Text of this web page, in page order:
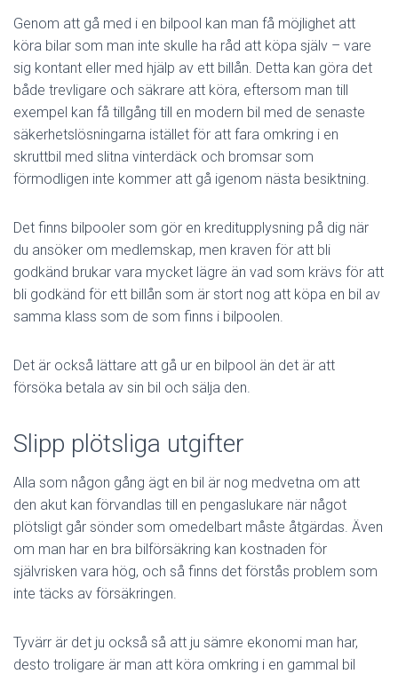
Genom att gå med i en bilpool kan man få möjlighet att
köra bilar som man inte skulle ha råd att köpa själv – vare
sig kontant eller med hjälp av ett billån. Detta kan göra det
både trevligare och säkrare att köra, eftersom man till
exempel kan få tillgång till en modern bil med de senaste
säkerhetslösningarna istället för att fara omkring i en
skruttbil med slitna vinterdäck och bromsar som
förmodligen inte kommer att gå igenom nästa besiktning.
Det finns bilpooler som gör en kreditupplysning på dig när
du ansöker om medlemskap, men kraven för att bli
godkänd brukar vara mycket lägre än vad som krävs för att
bli godkänd för ett billån som är stort nog att köpa en bil av
samma klass som de som finns i bilpoolen.
Det är också lättare att gå ur en bilpool än det är att
försöka betala av sin bil och sälja den.
Slipp plötsliga utgifter
Alla som någon gång ägt en bil är nog medvetna om att
den akut kan förvandlas till en pengaslukare när något
plötsligt går sönder som omedelbart måste åtgärdas. Även
om man har en bra bilförsäkring kan kostnaden för
självrisken vara hög, och så finns det förstås problem som
inte täcks av försäkringen.
Tyvärr är det ju också så att ju sämre ekonomi man har,
desto troligare är man att köra omkring i en gammal bil